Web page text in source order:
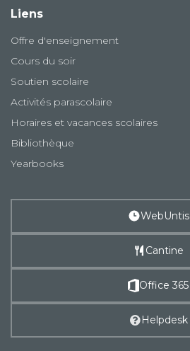
Liens
Offre d'enseignement
Cours du soir
Soutien scolaire
Activités parascolaire
Horaires et vacances scolaires
Bibliothèque
Yearbooks
WebUntis
Cantine
Office 365
Helpdesk